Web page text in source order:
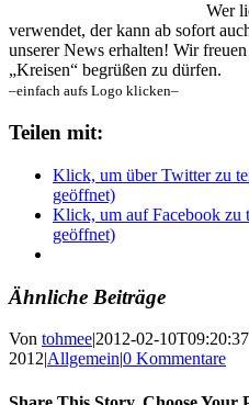
Wer
verwendet, der kann ab sofort
unserer News erhalten! Wir
„Kreisen“ begrüßen zu dürfen.
–einfach aufs Logo klicken–
Teilen mit:
Klick, um über Twitter zu
geöffnet)
Klick, um auf Facebook zu
geöffnet)
Ähnliche Beiträge
Von tohmee|2012-02-
2012|Allgemein|0 Kommentare